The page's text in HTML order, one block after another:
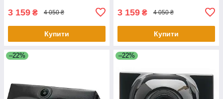
3 159 ₴ 4 050 ₴
Купити
3 159 ₴ 4 050 ₴
Купити
–22% –22%